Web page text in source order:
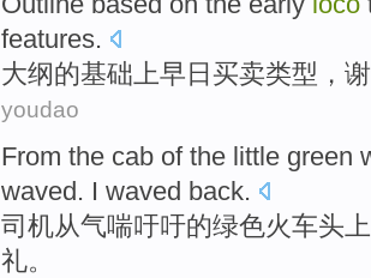
features.
大纲的基础上早日 买卖类型 ，
youdao
From the cab of the little green
waved . I waved back.
司机从气喘吁吁的绿色火车头
礼。